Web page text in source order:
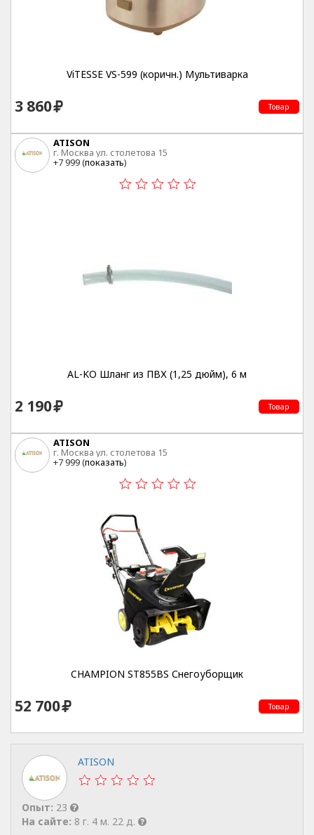
ViTESSE VS-599 (коричн.) Мультиварка
3 860 Товар
ATISON
г. Москва ул. столетова 15
+7 999 (показать)
AL-KO Шланг из ПВХ (1,25 дюйм), 6 м
2 190 Товар
ATISON
г. Москва ул. столетова 15
+7 999 (показать)
CHAMPION ST855BS Снегоуборщик
52 700 Товар
ATISON
Опыт: 23
На сайте: 8 г. 4 м. 22 д.